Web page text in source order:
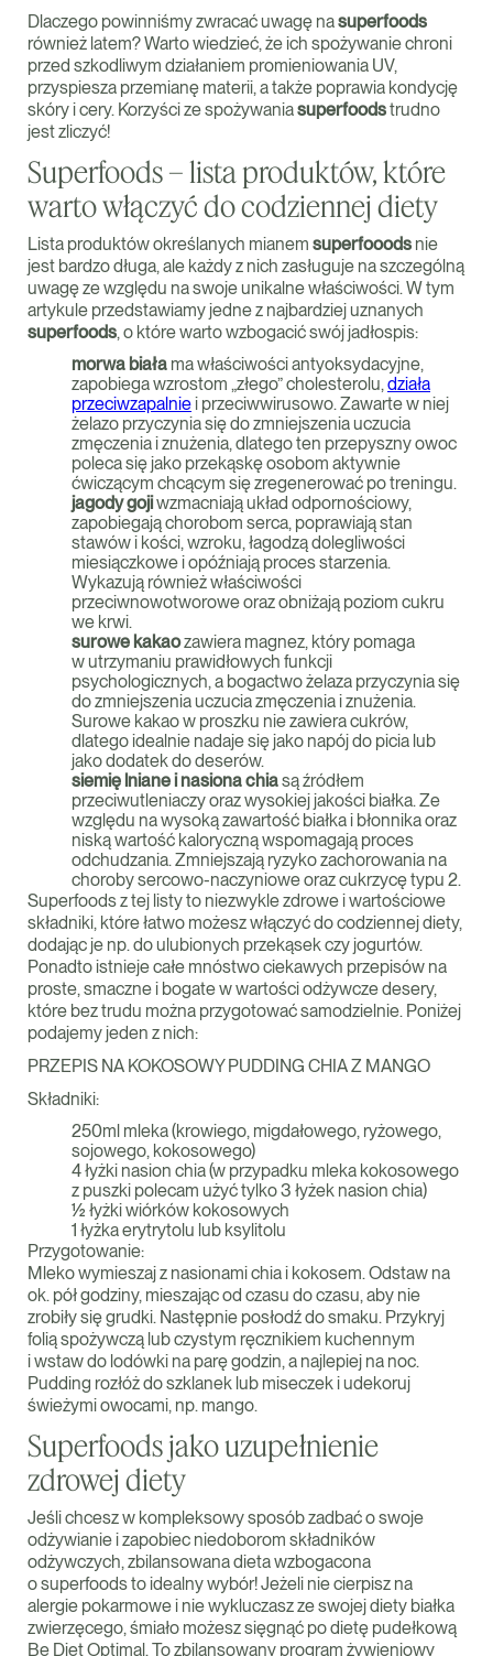
Dlaczego powinniśmy zwracać uwagę nasuperfoods
również latem? Warto wiedzieć, że ich spożywanie chroni
przed szkodliwym działaniem promieniowania UV,
przyspiesza przemianę materii, a także poprawia kondycję
skóry i cery. Korzyści ze spożywaniasuperfoodstrudno
jest zliczyć!
Superfoods – lista produktów, które
warto włączyć do codziennej diety
Lista produktów określanych mianem superfooods nie
jest bardzo długa, ale każdy z nich zasługuje na szczególną
uwagę ze względu na swoje unikalne właściwości. W tym
artykule przedstawiamy jedne z najbardziej uznanych
superfoods, o które warto wzbogacić swój jadłospis:
morwa biała ma właściwości antyoksydacyjne,
zapobiega wzrostom „złego” cholesterolu,działa
przeciwzapalniei przeciwwirusowo. Zawarte w niej
żelazo przyczynia się do zmniejszenia uczucia
zmęczenia i znużenia, dlatego ten przepyszny owoc
poleca się jako przekąskę osobom aktywnie
ćwiczącym chcącym się zregenerować po treningu.
jagody gojiwzmacniają układ odpornościowy,
zapobiegają chorobom serca, poprawiają stan
stawów i kości, wzroku, łagodzą dolegliwości
miesiączkowe i opóźniają proces starzenia.
Wykazują również właściwości
przeciwnowotworowe oraz obniżają poziom cukru
we krwi.
surowe kakaozawiera magnez, który pomaga
w utrzymaniu prawidłowych funkcji
psychologicznych, a bogactwo żelaza przyczynia się
do zmniejszenia uczucia zmęczenia i znużenia.
Surowe kakao w proszku nie zawiera cukrów,
dlatego idealnie nadaje się jako napój do picia lub
jako dodatek do deserów.
siemię lniane i nasiona chiasą źródłem
przeciwutleniaczy oraz wysokiej jakości białka. Ze
względu na wysoką zawartość białka i błonnika oraz
niską wartość kaloryczną wspomagają proces
odchudzania. Zmniejszają ryzyko zachorowania na
choroby sercowo-naczyniowe oraz cukrzycę typu 2.
Superfoods z tej listy to niezwykle zdrowe i wartościowe
składniki, które łatwo możesz włączyć do codziennej diety,
dodając je np. do ulubionych przekąsek czy jogurtów.
Ponadto istnieje całe mnóstwo ciekawych przepisów na
proste, smaczne i bogate w wartości odżywcze desery,
które bez trudu można przygotować samodzielnie. Poniżej
podajemy jeden z nich:
PRZEPIS NA KOKOSOWY PUDDING CHIA Z MANGO
Składniki:
250ml mleka (krowiego, migdałowego, ryżowego,
sojowego, kokosowego)
4 łyżki nasion chia (w przypadku mleka kokosowego
z puszki polecam użyć tylko 3 łyżek nasion chia)
½ łyżki wiórków kokosowych
1 łyżka erytrytolu lub ksylitolu
Przygotowanie:
Mleko wymieszaj z nasionami chia i kokosem. Odstaw na
ok. pół godziny, mieszając od czasu do czasu, aby nie
zrobiły się grudki. Następnie posłodź do smaku. Przykryj
folią spożywczą lub czystym ręcznikiem kuchennym
i wstaw do lodówki na parę godzin, a najlepiej na noc.
Pudding rozłóż do szklanek lub miseczek i udekoruj
świeżymi owocami, np. mango.
Superfoods jako uzupełnienie
zdrowej diety
Jeśli chcesz w kompleksowy sposób zadbać o swoje
odżywianie i zapobiec niedoborom składników
odżywczych, zbilansowana dieta wzbogacona
o superfoods to idealny wybór! Jeżeli nie cierpisz na
alergie pokarmowe i nie wykluczasz ze swojej diety białka
zwierzęcego, śmiało możesz sięgnąć po dietę pudełkową
Be Diet Optimal. To zbilansowany program żywieniowy